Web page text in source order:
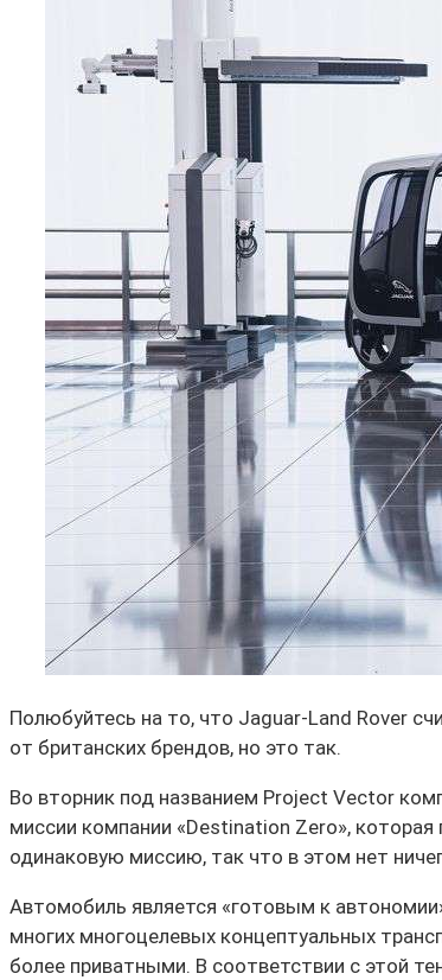
Полюбуйтесь на то, что Jaguar-Land Rover
от британских брендов, но это так.
Во вторник под названием Project Vector
миссии компании «Destination Zero»,
одинаковую миссию, так что в этом нет
Автомобиль является «готовым к
многих многоцелевых концептуальных
более приватными. В соответствии с этой